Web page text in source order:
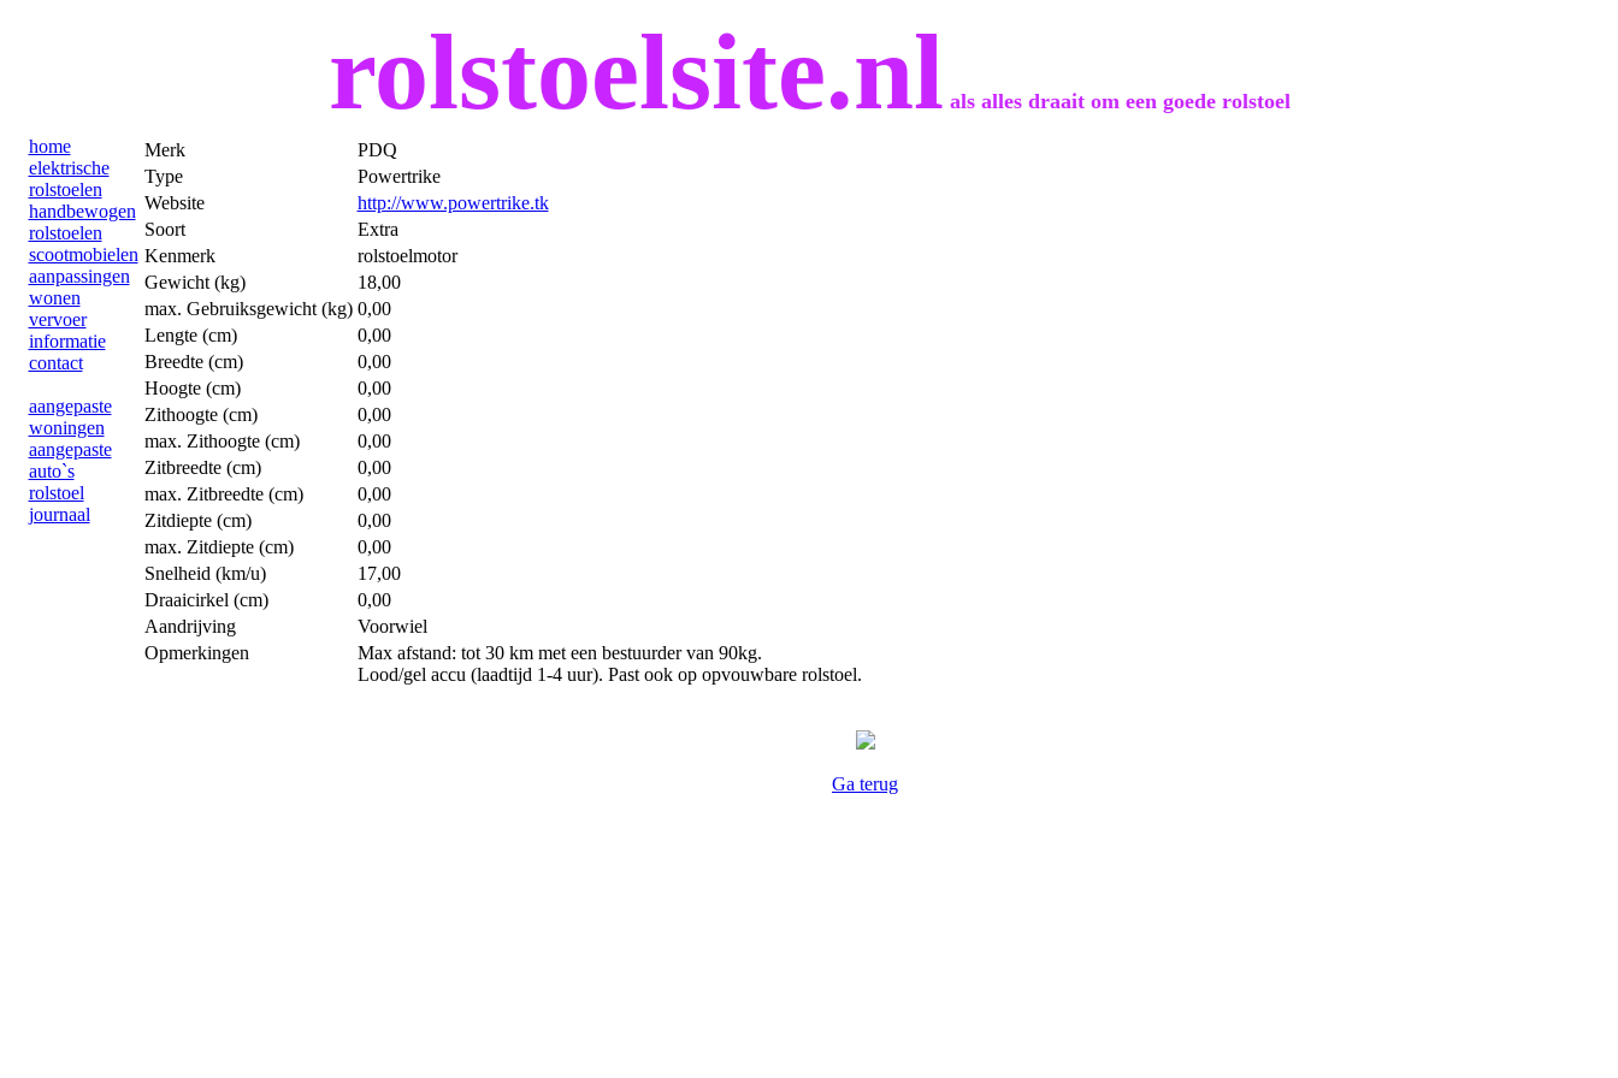
rolstoelsite.nl als alles draait om een goede rolstoel
home
elektrische
rolstoelen
handbewogen
rolstoelen
scootmobielen
aanpassingen
wonen
vervoer
informatie
contact
aangepaste
woningen
aangepaste
auto`s
rolstoel
journaal
Merk
PDQ
Type
Powertrike
Website
http://www.powertrike.tk
Soort
Extra
Kenmerk
rolstoelmotor
Gewicht (kg)
18,00
max. Gebruiksgewicht (kg) 0,00
Lengte (cm)
0,00
Breedte (cm)
0,00
Hoogte (cm)
0,00
Zithoogte (cm)
0,00
max. Zithoogte (cm)
0,00
Zitbreedte (cm)
0,00
max. Zitbreedte (cm)
0,00
Zitdiepte (cm)
0,00
max. Zitdiepte (cm)
0,00
Snelheid (km/u)
17,00
Draaicirkel (cm)
0,00
Aandrijving
Voorwiel
Opmerkingen
Max afstand: tot 30 km met een bestuurder van 90kg.
Lood/gel accu (laadtijd 1-4 uur). Past ook op opvouwbare rolstoel.
Ga terug